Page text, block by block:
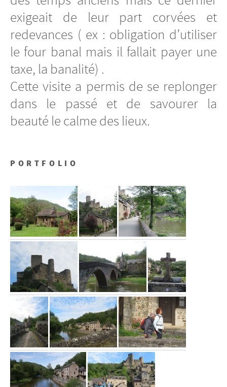
exigeait de leur part corvées et
redevances ( ex : obligation d’utiliser
le four banal mais il fallait payer une
taxe, la banalité) .
Cette visite a permis de se replonger
dans le passé et de savourer la
beauté le calme des lieux.
PORTFOLIO